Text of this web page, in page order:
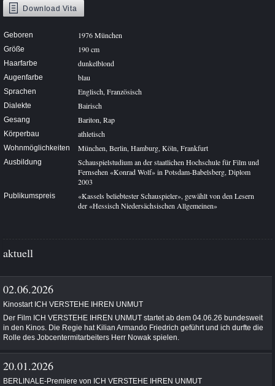
Download Vita
Geboren 1976 München
Größe 190 cm
Haarfarbe dunkelblond
Augenfarbe blau
Sprachen Englisch, Französisch
Dialekte Bairisch
Gesang Bariton, Rap
Körperbau athletisch
Wohnmöglichkeiten München, Berlin, Hamburg, Köln, Frankfurt
Ausbildung
Schauspielstudium an der staatlichen Hochschule für Film und
Fernsehen «Konrad Wolf» in Potsdam-Babelsberg, Diplom
2003
Publikumspreis
«Kassels beliebtester Schauspieler», gewählt von den Lesern
der «Hessisch Niedersächsischen Allgemeinen»
aktuell
02.06.2026
Kinostart ICH VERSTEHE IHREN UNMUT
Der Film ICH VERSTEHE IHREN UNMUT startet ab dem 04.06.26 bundesweit
in den Kinos. Die Regie hat Kilian Armando Friedrich geführt und ich durfte die
Rolle des Jobcentermitarbeiters Herr Nowak spielen.
20.01.2026
BERLINALE-Premiere von ICH VERSTEHE IHREN UNMUT